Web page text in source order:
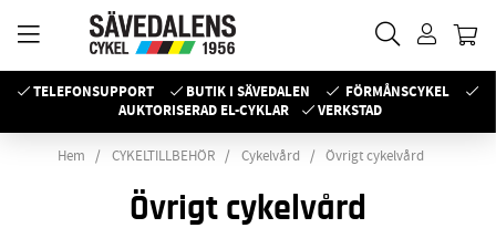
TELEFONSUPPORT BUTIK I SÄVEDALEN
FÖRMÅNSCYKEL
AUKTORISERAD EL-CYKLAR
VERKSTAD
Hem CYKELTILLBEHÖR Cykelvård Övrigt cykelvård
Övrigt cykelvård